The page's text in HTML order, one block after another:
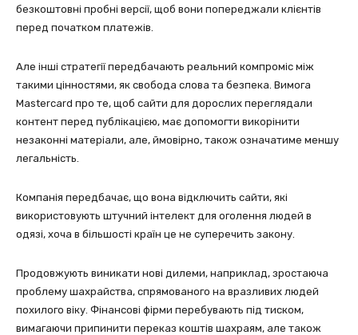
безкоштовні пробні версії, щоб вони попереджали клієнтів
перед початком платежів.
Але інші стратегії передбачають реальний компроміс між
такими цінностями, як свобода слова та безпека. Вимога
Mastercard про те, щоб сайти для дорослих переглядали
контент перед публікацією, має допомогти викорінити
незаконні матеріали, але, ймовірно, також означатиме меншу
легальність.
Компанія передбачає, що вона відключить сайти, які
використовують штучний інтелект для оголення людей в
одязі, хоча в більшості країн це не суперечить закону.
Продовжують виникати нові дилеми, наприклад, зростаюча
проблему шахрайства, спрямованого на вразливих людей
похилого віку. Фінансові фірми перебувають під тиском,
вимагаючи припинити переказ коштів шахраям, але також